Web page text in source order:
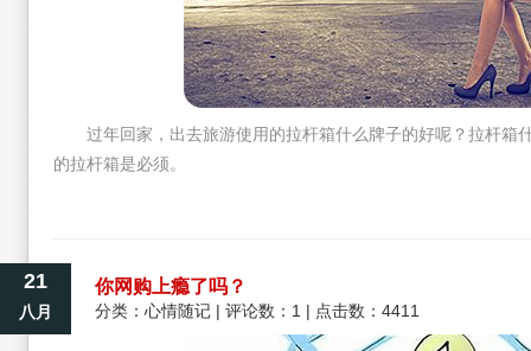
过年回家，出去旅游使用的拉杆箱什么牌子的好呢？拉杆箱
的拉杆箱是必须。
21
八月
你网购上瘾了吗？
分类： 心情随记 | 评论数：1 | 点击数：4411